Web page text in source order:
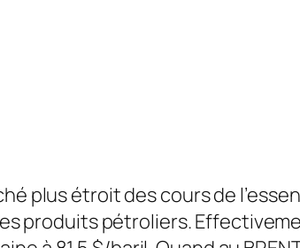
plus étroit des cours de
produits pétroliers.